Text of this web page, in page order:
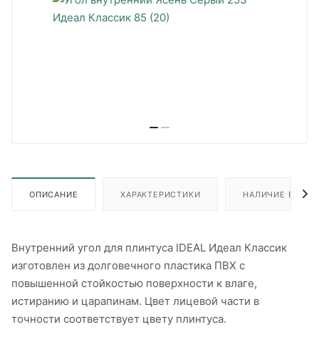
ОПИСАНИЕ ХАРАКТЕРИСТИКИ НАЛИЧИЕ В
Внутренний угол для плинтуса IDEAL Идеал Классик
изготовлен из долговечного пластика ПВХ с
повышенной стойкостью поверхности к влаге,
истиранию и царапинам. Цвет лицевой части в
точности соответствует цвету плинтуса.